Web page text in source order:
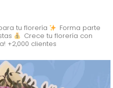
tu florería
Forma parte
Crece tu florería con
+2,000 clientes